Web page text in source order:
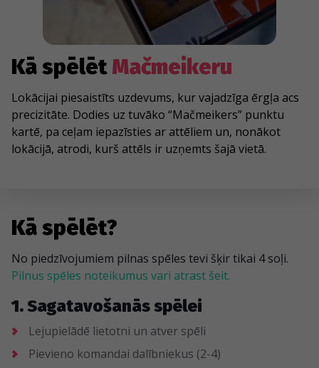
Kā spēlētMačmeikeru
Lokācijai piesaistīts uzdevums, kur vajadzīga ērgļa acs
precizitāte. Dodies uz tuvāko “Mačmeikers” punktu
kartē, pa ceļam iepazīsties ar attēliem un, nonākot
lokācijā, atrodi, kurš attēls ir uzņemts šajā vietā.
Kā spēlēt?
No piedzīvojumiem pilnas spēles tevi šķir tikai 4 soļi.
Pilnus spēles noteikumus vari atrast šeit.
1. Sagatavošanās spēlei
Lejupielādē lietotni un atver spēli
Pievieno komandai dalībniekus (2-4)